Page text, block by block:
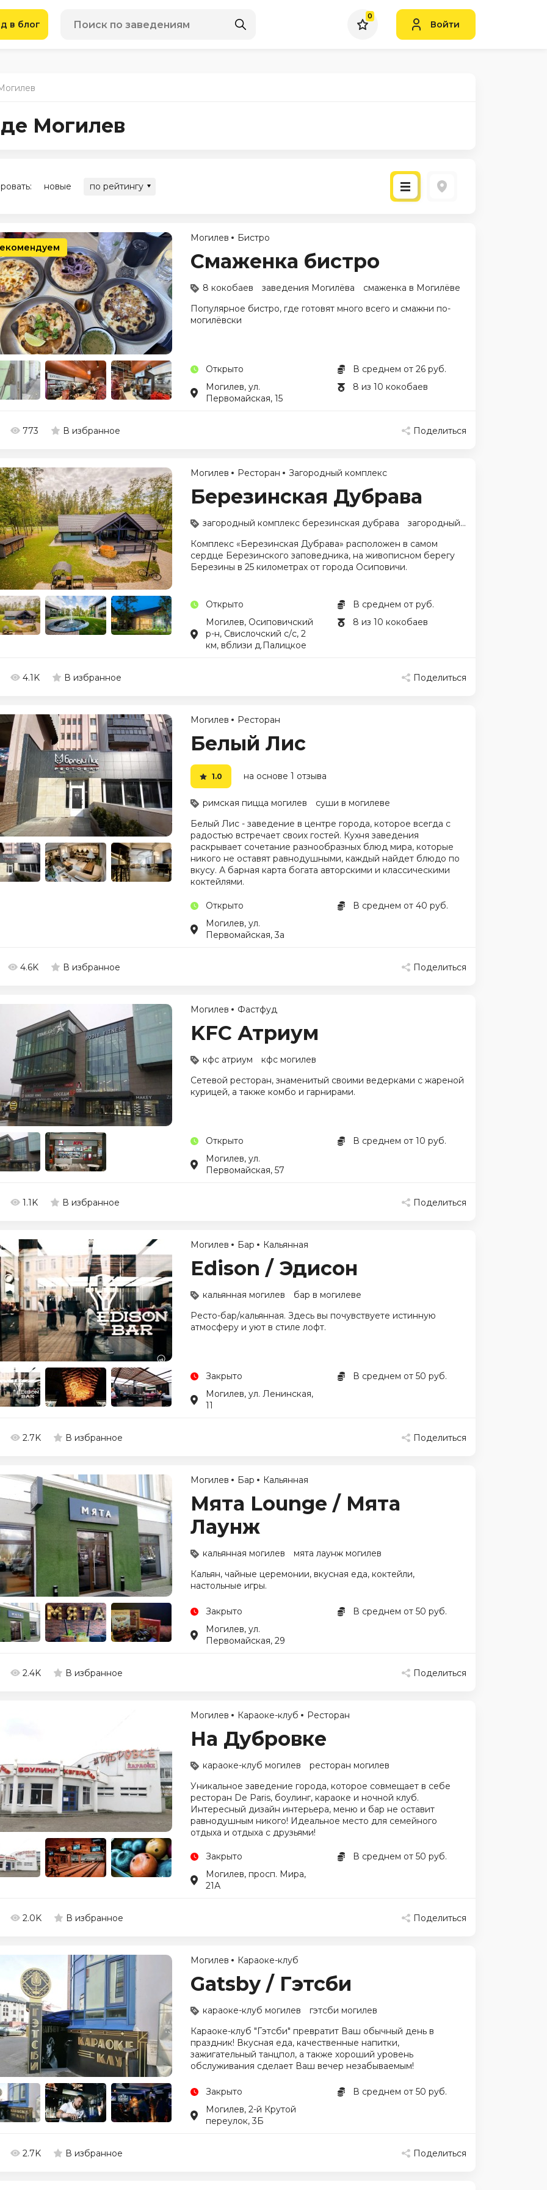
в блог
0
Войти
Могилев
новые по рейтингу
Могилев Бистро
Смаженка бистро
8 кокобаев заведения Могилёва
смаженка в Могилёве
Популярное бистро, где готовят много всего и смажни по-
могилёвски
Открыто
В среднем от 26 руб.
Могилев, ул.
Первомайская, 15
8 из 10 кокобаев
773 В избранное Поделиться
Могилев Ресторан Загородный комплекс
Березинская Дубрава
загородный комплекс березинская дубрава
загородный комплекс могилев
Комплекс «Березинская Дубрава» расположен в самом
сердце Березинского заповедника, на живописном берегу
Березины в 25 километрах от города Осиповичи.
Открыто
В среднем от руб.
Могилев, Осиповичский
р-н, Свислочский с/с, 2
км, вблизи д.Палицкое
8 из 10 кокобаев
4.1K В избранное Поделиться
Могилев Ресторан
Белый Лис
1.0 на основе 1 отзыва
римская пицца могилев
суши в могилеве
Белый Лис - заведение в центре города, которое всегда с
радостью встречает своих гостей. Кухня заведения
раскрывает сочетание разнообразных блюд мира, которые
никого не оставят равнодушными, каждый найдет блюдо по
вкусу. А барная карта богата авторскими и классическими
коктейлями.
Открыто
В среднем от 40 руб.
Могилев, ул.
Первомайская, 3а
4.6K В избранное Поделиться
Могилев Фастфуд
KFC Атриум
кфс атриум
кфс могилев
Сетевой ресторан, знаменитый своими ведерками с жареной
курицей, а также комбо и гарнирами.
Открыто
В среднем от 10 руб.
Могилев, ул.
Первомайская, 57
1.1K В избранное Поделиться
Могилев Бар Кальянная
Edison / Эдисон
кальянная могилев
бар в могилеве
Ресто-бар/кальянная. Здесь вы почувствуете истинную
атмосферу и уют в стиле лофт.
Закрыто
В среднем от 50 руб.
Могилев, ул. Ленинская,
11
2.7K В избранное Поделиться
Могилев Бар Кальянная
Мята Lounge / Мята
Лаунж
кальянная могилев
мята лаунж могилев
Кальян, чайные церемонии, вкусная еда, коктейли,
настольные игры.
Закрыто
В среднем от 50 руб.
Могилев, ул.
Первомайская, 29
2.4K В избранное Поделиться
Могилев Караоке-клуб Ресторан
На Дубровке
караоке-клуб могилев
ресторан могилев
Уникальное заведение города, которое совмещает в себе
ресторан De Paris, боулинг, караоке и ночной клуб.
Интересный дизайн интерьера, меню и бар не оставит
равнодушным никого! Идеальное место для семейного
отдыха и отдыха с друзьями!
Закрыто
В среднем от 50 руб.
Могилев, просп. Мира,
21А
2.0K В избранное Поделиться
Могилев Караоке-клуб
Gatsby / Гэтсби
караоке-клуб могилев
гэтсби могилев
Караоке-клуб "Гэтсби" превратит Ваш обычный день в
праздник! Вкусная еда, качественные напитки,
зажигательный танцпол, а также хороший уровень
обслуживания сделает Ваш вечер незабываемым!
Закрыто
В среднем от 50 руб.
Могилев, 2-й Крутой
переулок, 3Б
2.7K В избранное Поделиться